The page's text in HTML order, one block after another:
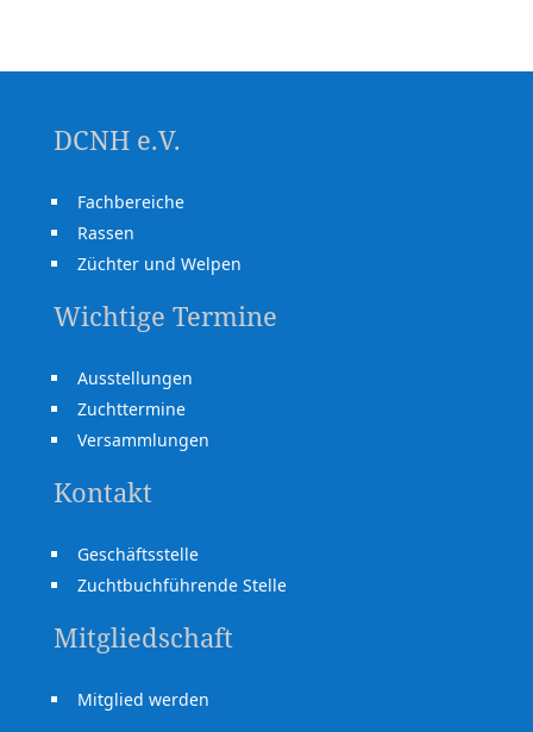
DCNH e.V.
Fachbereiche
Rassen
Züchter und Welpen
Wichtige Termine
Ausstellungen
Zuchttermine
Versammlungen
Kontakt
Geschäftsstelle
Zuchtbuchführende Stelle
Mitgliedschaft
Mitglied werden